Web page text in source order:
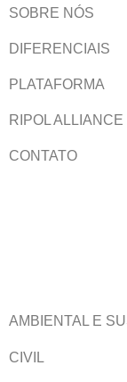
SOBRE NÓS
DIFERENCIAIS
PLATAFORMA
RIPOL ALLIANCE
CONTATO
AMBIENTAL E
CIVIL